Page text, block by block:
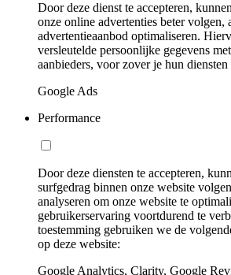
Door deze dienst te accepteren,
onze online advertenties beter volgen,
advertentieaanbod optimaliseren.
versleutelde persoonlijke gegevens
aanbieders, voor zover je hun
Google Ads
Performance
Door deze diensten te accepteren,
surfgedrag binnen onze website
analyseren om onze website te
gebruikerservaring voortdurend te
toestemming gebruiken we de
op deze website:
Google Analytics, Clarity, Google